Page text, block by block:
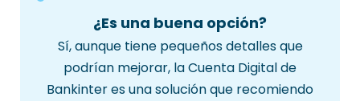
¿Es una buena opción?
Sí, aunque tiene pequeños detalles que
podrían mejorar, la Cuenta Digital de
Bankinter es una solución que recomiendo